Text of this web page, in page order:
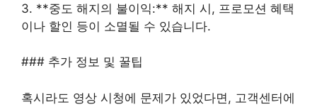
3. **중도 해지의 불이익:** 해지 시, 프로모션 혜택
이나 할인 등이 소멸될 수 있습니다.
### 추가 정보 및 꿀팁
혹시라도 영상 시청에 문제가 있었다면, 고객센터에